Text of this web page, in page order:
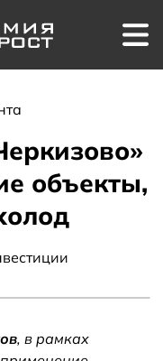
объекты,
, в рамках